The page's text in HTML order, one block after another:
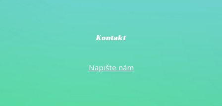
Kontakt
Napište nám